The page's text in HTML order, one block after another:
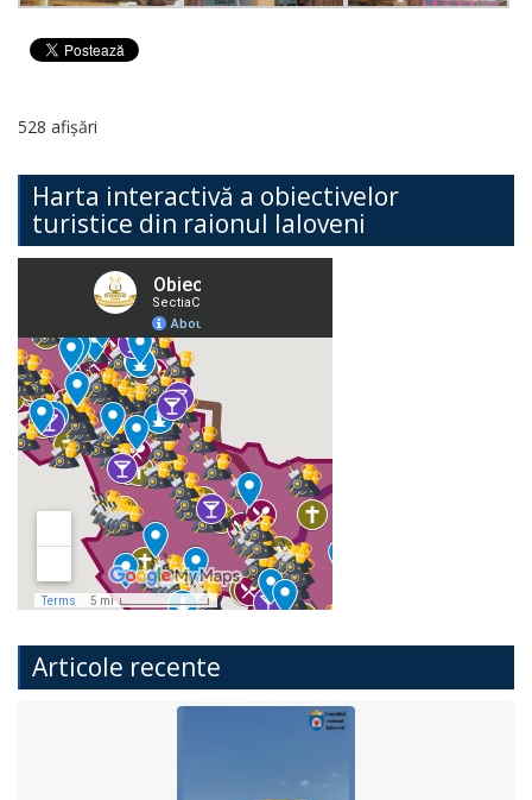
528 afișări
Harta interactivă a obiectivelor
turistice din raionul Ialoveni
Articole recente